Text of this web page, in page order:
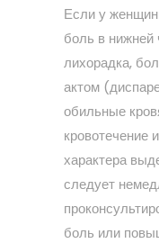
Если у
боль в нижней
лихорадка,
актом
обильные
кровотечение
характера
следует
боль или